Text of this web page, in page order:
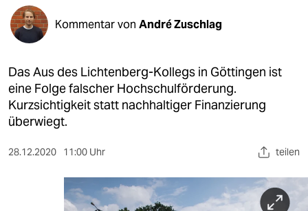
öko
gesellschaft
kultur
sport
wahrheit
Kommentar von André Zuschlag
Das Aus des Lichtenberg-Kollegs in Göttingen ist
eine Folge falscher Hochschulförderung.
Kurzsichtigkeit statt nachhaltiger Finanzierung
überwiegt.
28.12.2020 11:00 Uhr teilen